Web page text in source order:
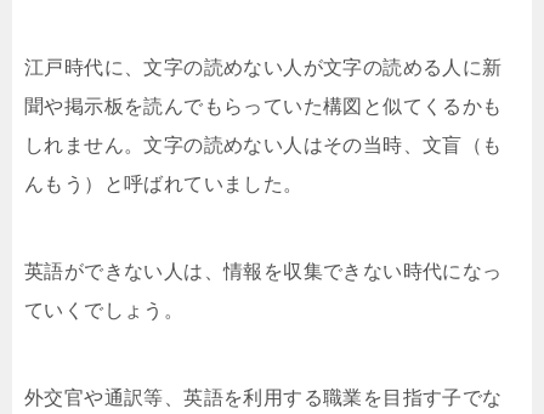
江戸時代に、文字の読めない人が文字の読める人に新
聞や掲示板を読んでもらっていた構図と似てくるかも
しれません。文字の読めない人はその当時、文盲（も
んもう）と呼ばれていました。
英語ができない人は、情報を収集できない時代になっ
ていくでしょう。
外交官や通訳等、英語を利用する職業を目指す子でな